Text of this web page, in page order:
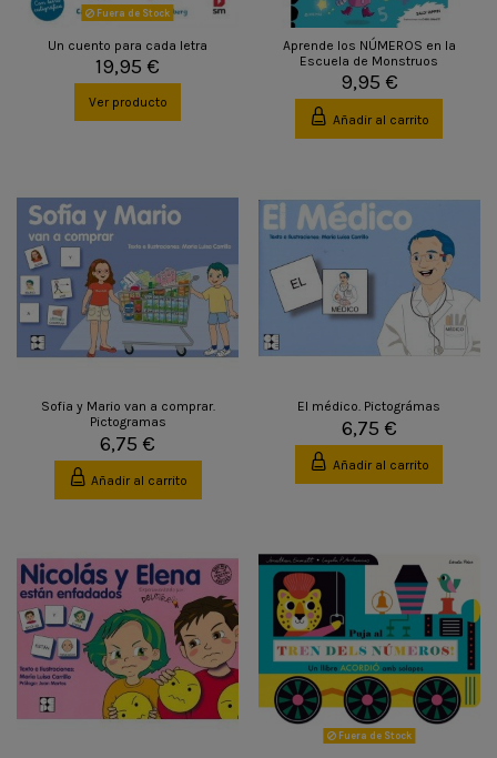
Fuera de Stock
Un cuento para cada letra
19,95 €
Ver producto
Aprende los NÚMEROS en la
Escuela de Monstruos
9,95 €
Añadir al carrito
Sofia y Mario van a comprar.
Pictogramas
6,75 €
Añadir al carrito
El médico. Pictográmas
6,75 €
Añadir al carrito
Fuera de Stock